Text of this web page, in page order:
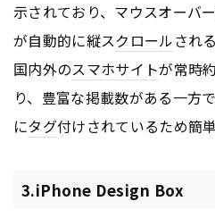
示されており、マウスオーバ
が自動的に縦スクロールされ
国内外のスマホサイトが常時
り、豊富な掲載数がある一方
にタグ付けされているため簡
3.iPhone Design Box